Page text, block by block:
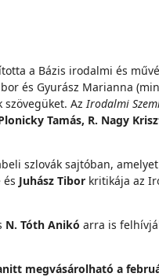
a Bázis irodalmi és
és Gyurász Marianna
szövegüket. AzIrodalmi
Tamás, R. Nagy
szlovák sajtóban,
és Juhász Tibor kritikája az
N. Tóth Anikó arra is
megvásárolható a